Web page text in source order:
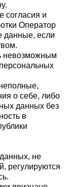
согласия и
Оператор
данные, если
невозможным
о себе, либо
данных без
в
не
регулируются